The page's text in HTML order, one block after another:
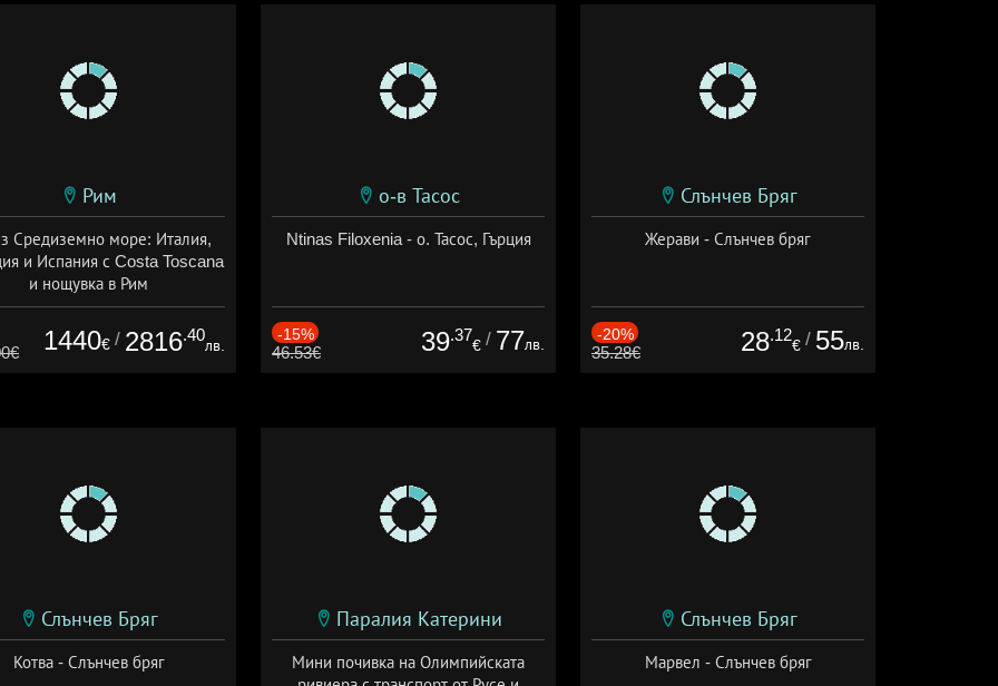
Рим
Средиземно море: Италия,
и Испания с Costa Toscana
и нощувка в Рим
+ пълен пансион
1440€ / 2816.40
лв.
о-в Тасос
Ntinas Filoxenia - о. Тасос, Гърция
-15%
46.53€ 39.37
€ / 77лв.
Слънчев Бряг
Жерави - Слънчев бряг
-20%
35.28€ 28.12
€ / 55лв.
Слънчев Бряг
Котва - Слънчев бряг
Паралия Катерини
Мини почивка на Олимпийската
Слънчев Бряг
Марвел - Слънчев бряг